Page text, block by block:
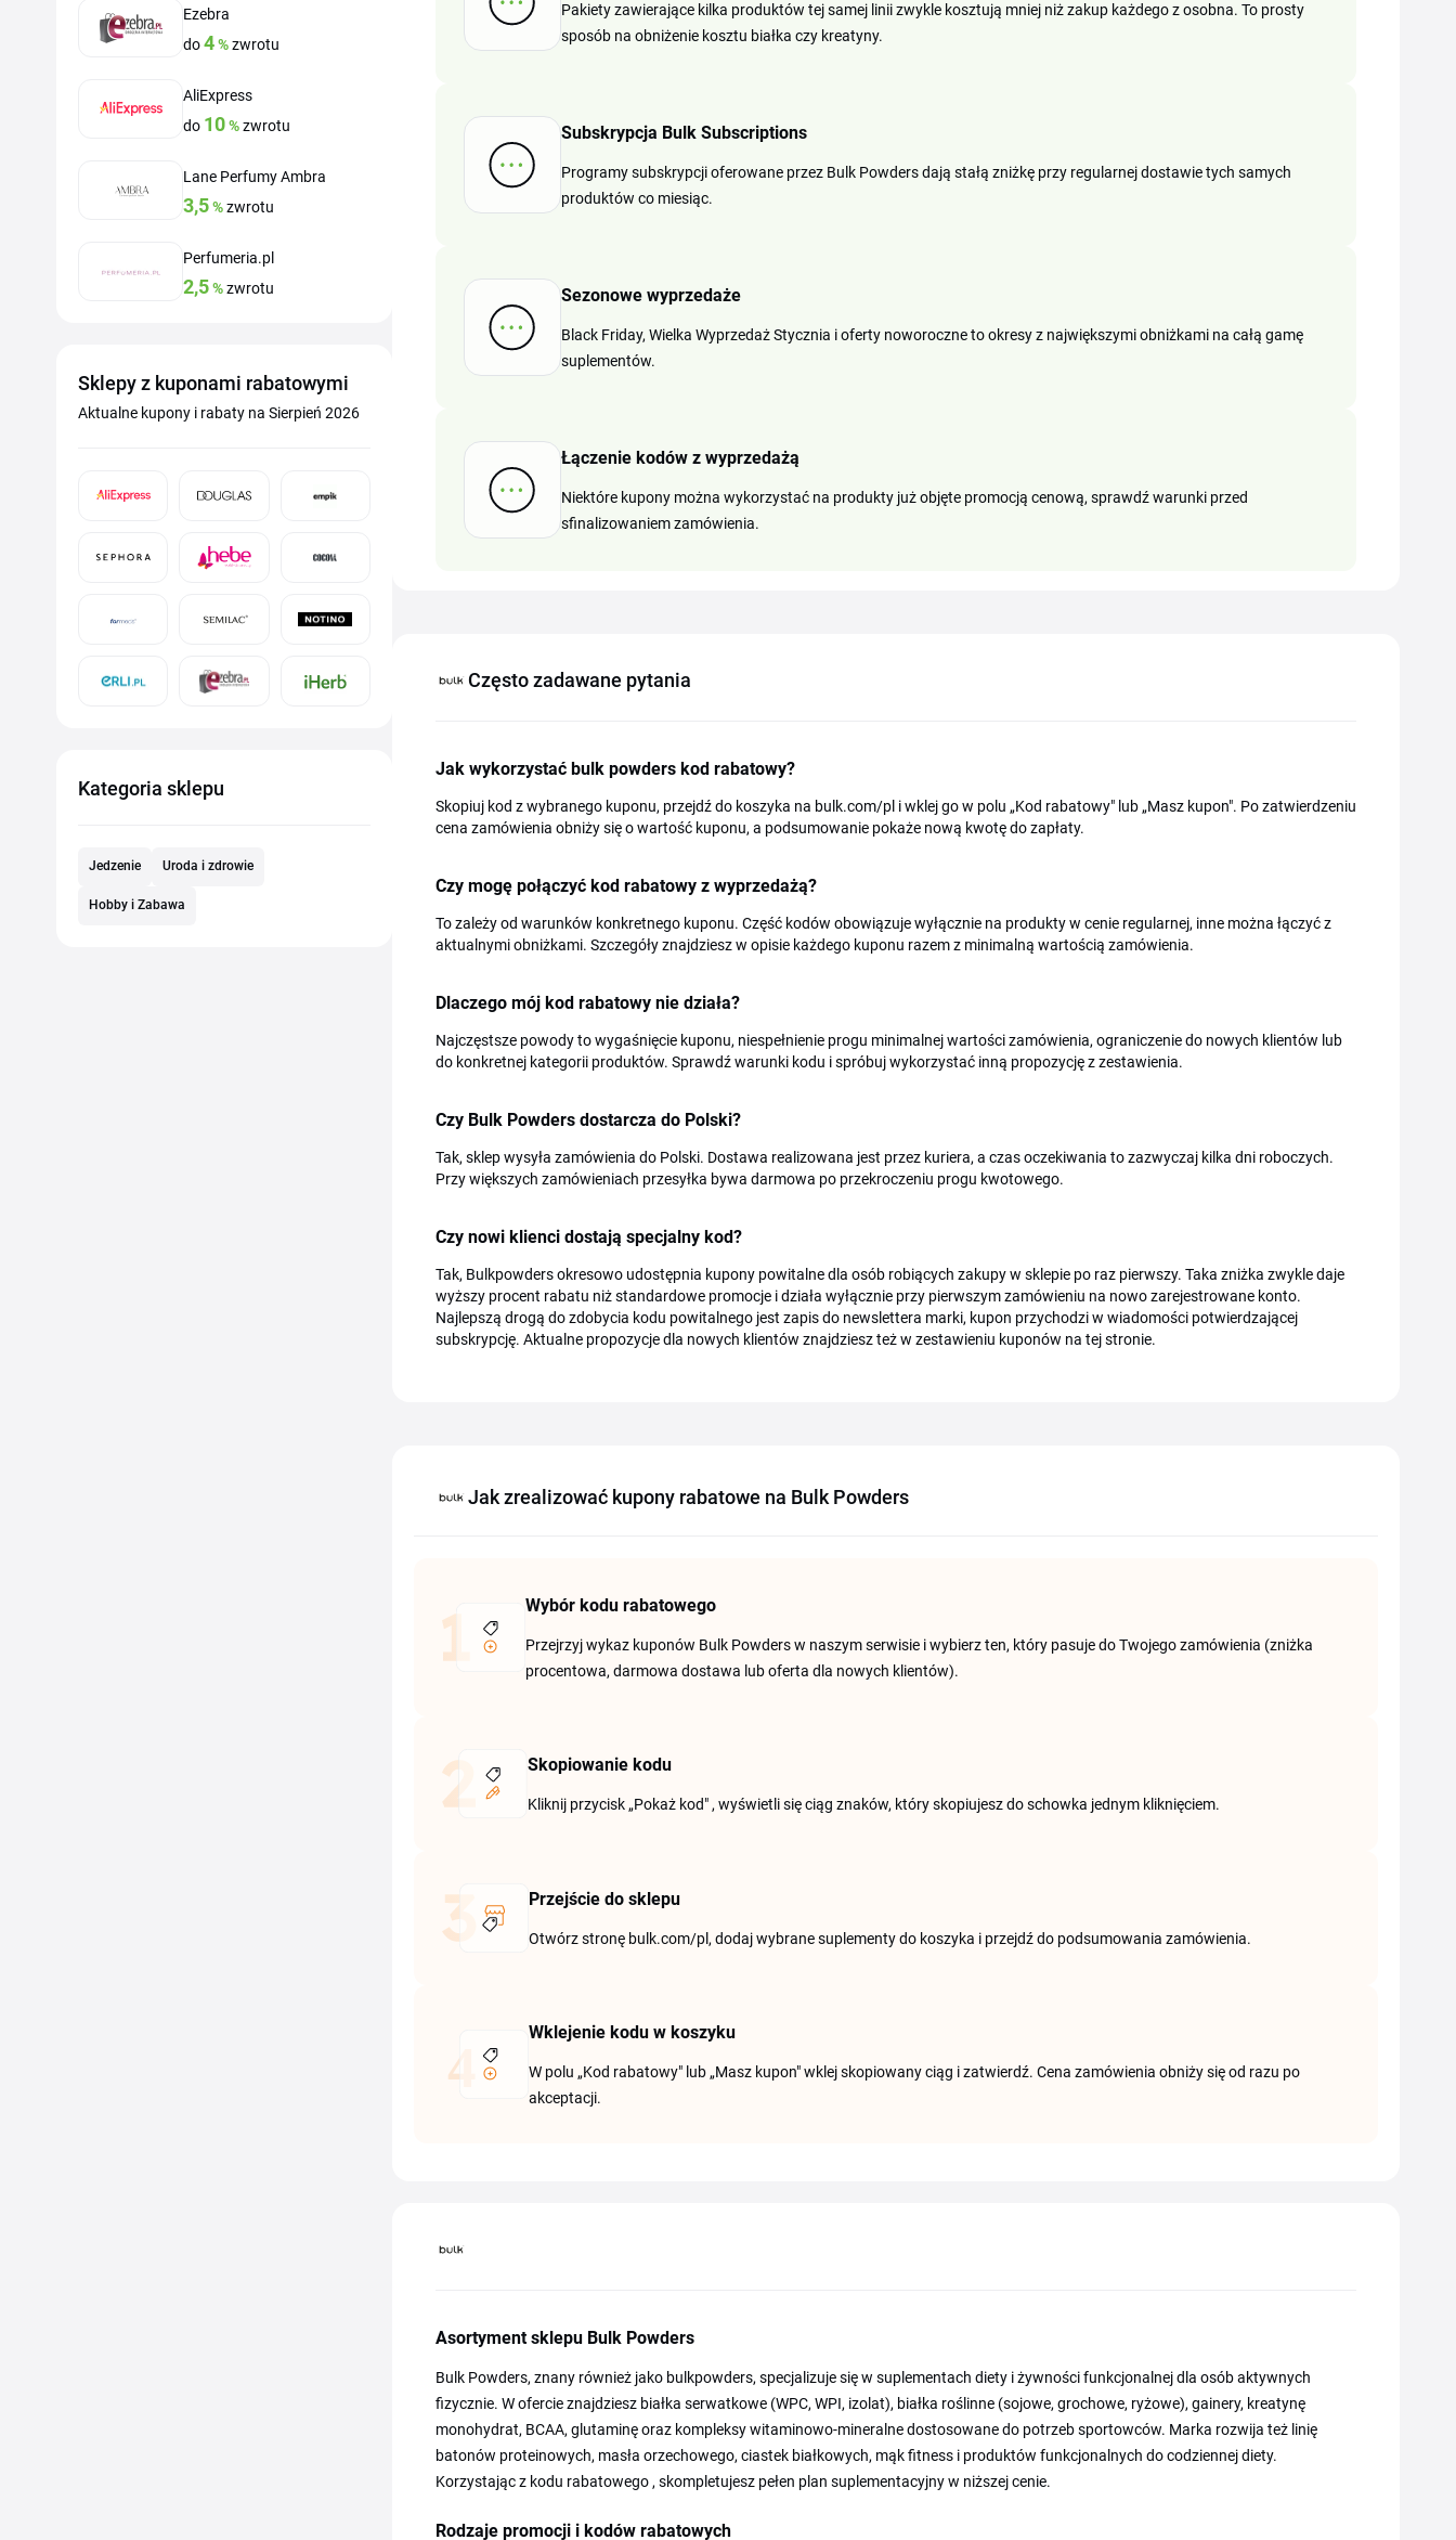
Ezebra
do4%zwrotu
AliExpress
do 10%zwrotu
Lane Perfumy Ambra
3,5%zwrotu
Perfumeria.pl
2,5%zwrotu
Sklepy z kuponami rabatowymi
Aktualne kupony i rabaty na Sierpień 2026
Kategoria sklepu
Jedzenie Uroda i zdrowie
Hobby i Zabawa
Pakiety zawierające kilka produktów tej samej linii zwykle kosztują mniej niż zakup każdego z osobna. To prosty
sposób na obniżenie kosztu białka czy kreatyny.
Subskrypcja Bulk Subscriptions
Programy subskrypcji oferowane przez Bulk Powders dają stałą zniżkę przy regularnej dostawie tych samych
produktów co miesiąc.
Sezonowe wyprzedaże
Black Friday, Wielka Wyprzedaż Stycznia i oferty noworoczne to okresy z największymi obniżkami na całą gamę
suplementów.
Łączenie kodów z wyprzedażą
Niektóre kupony można wykorzystać na produkty już objęte promocją cenową, sprawdź warunki przed
sfinalizowaniem zamówienia.
Często zadawane pytania
Jak wykorzystać bulk powders kod rabatowy?
Skopiuj kod z wybranego kuponu, przejdź do koszyka na bulk.com/pl i wklej go w polu „Kod rabatowy" lub „Masz kupon". Po zatwierdzeniu
cena zamówienia obniży się o wartość kuponu, a podsumowanie pokaże nową kwotę do zapłaty.
Czy mogę połączyć kod rabatowy z wyprzedażą?
To zależy od warunków konkretnego kuponu. Część kodów obowiązuje wyłącznie na produkty w cenie regularnej, inne można łączyć z
aktualnymi obniżkami. Szczegóły znajdziesz w opisie każdego kuponu razem z minimalną wartością zamówienia.
Dlaczego mój kod rabatowy nie działa?
Najczęstsze powody to wygaśnięcie kuponu, niespełnienie progu minimalnej wartości zamówienia, ograniczenie do nowych klientów lub
do konkretnej kategorii produktów. Sprawdź warunki kodu i spróbuj wykorzystać inną propozycję z zestawienia.
Czy Bulk Powders dostarcza do Polski?
Tak, sklep wysyła zamówienia do Polski. Dostawa realizowana jest przez kuriera, a czas oczekiwania to zazwyczaj kilka dni roboczych.
Przy większych zamówieniach przesyłka bywa darmowa po przekroczeniu progu kwotowego.
Czy nowi klienci dostają specjalny kod?
Tak, Bulkpowders okresowo udostępnia kupony powitalne dla osób robiących zakupy w sklepie po raz pierwszy. Taka zniżka zwykle daje
wyższy procent rabatu niż standardowe promocje i działa wyłącznie przy pierwszym zamówieniu na nowo zarejestrowane konto.
Najlepszą drogą do zdobycia kodu powitalnego jest zapis do newslettera marki, kupon przychodzi w wiadomości potwierdzającej
subskrypcję. Aktualne propozycje dla nowych klientów znajdziesz też w zestawieniu kuponów na tej stronie.
Jak zrealizować kupony rabatowe na Bulk Powders
Wybór kodu rabatowego
Przejrzyj wykaz kuponów Bulk Powders w naszym serwisie i wybierz ten, który pasuje do Twojego zamówienia (zniżka
procentowa, darmowa dostawa lub oferta dla nowych klientów).
Skopiowanie kodu
Kliknij przycisk „Pokaż kod" , wyświetli się ciąg znaków, który skopiujesz do schowka jednym kliknięciem.
Przejście do sklepu
Otwórz stronę bulk.com/pl, dodaj wybrane suplementy do koszyka i przejdź do podsumowania zamówienia.
Wklejenie kodu w koszyku
W polu „Kod rabatowy" lub „Masz kupon" wklej skopiowany ciąg i zatwierdź. Cena zamówienia obniży się od razu po
akceptacji.
Asortyment sklepu Bulk Powders
Bulk Powders, znany również jako bulkpowders, specjalizuje się w suplementach diety i żywności funkcjonalnej dla osób aktywnych
fizycznie. W ofercie znajdziesz białka serwatkowe (WPC, WPI, izolat), białka roślinne (sojowe, grochowe, ryżowe), gainery, kreatynę
monohydrat, BCAA, glutaminę oraz kompleksy witaminowo-mineralne dostosowane do potrzeb sportowców. Marka rozwija też linię
batonów proteinowych, masła orzechowego, ciastek białkowych, mąk fitness i produktów funkcjonalnych do codziennej diety.
Korzystając z kodu rabatowego , skompletujesz pełen plan suplementacyjny w niższej cenie.
Rodzaje promocji i kodów rabatowych